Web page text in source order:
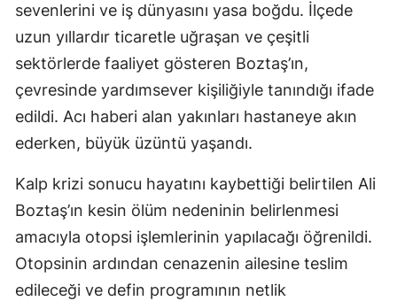
sevenlerini ve iş dünyasını yasa boğdu. İlçede
uzun yıllardır ticaretle uğraşan ve çeşitli
sektörlerde faaliyet gösteren Boztaş’ın,
çevresinde yardımsever kişiliğiyle tanındığı ifade
edildi. Acı haberi alan yakınları hastaneye akın
ederken, büyük üzüntü yaşandı.
Kalp krizi sonucu hayatını kaybettiği belirtilen Ali
Boztaş’ın kesin ölüm nedeninin belirlenmesi
amacıyla otopsi işlemlerinin yapılacağı öğrenildi.
Otopsinin ardından cenazenin ailesine teslim
edileceği ve defin programının netlik